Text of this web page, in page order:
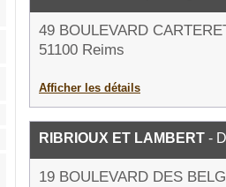
49 BOULEVARD
51100 Reims
Afficher les détails
RIBRIOUX ET LAMBERT -
19 BOULEVARD DES